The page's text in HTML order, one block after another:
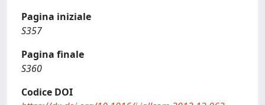
Pagina iniziale
S357
Pagina finale
S360
Codice DOI